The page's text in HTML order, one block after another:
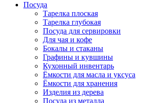
Посуда
Тарелка плоская
Тарелка глубокая
Посуда для сервировки
Для чая и кофе
Бокалы и стаканы
Графины и кувшины
Кухонный инвентарь
Ёмкости для масла и уксуса
Ёмкости для хранения
Изделия из дерева
Посуда из металла